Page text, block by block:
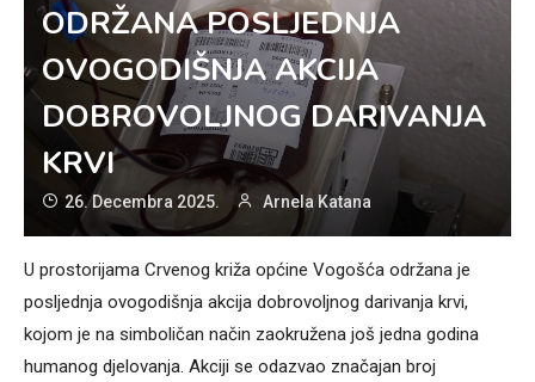
ODRŽANA POSLJEDNJA
OVOGODIŠNJA AKCIJA
DOBROVOLJNOG DARIVANJA
KRVI
26. Decembra 2025. Arnela Katana
U prostorijama Crvenog križa općine Vogošća održana je
posljednja ovogodišnja akcija dobrovoljnog darivanja krvi,
kojom je na simboličan način zaokružena još jedna godina
humanog djelovanja. Akciji se odazvao značajan broj